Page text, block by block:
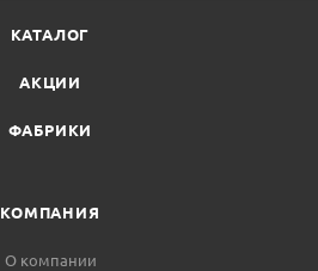
КАТАЛОГ
АКЦИИ
ФАБРИКИ
КОМПАНИЯ
О компании